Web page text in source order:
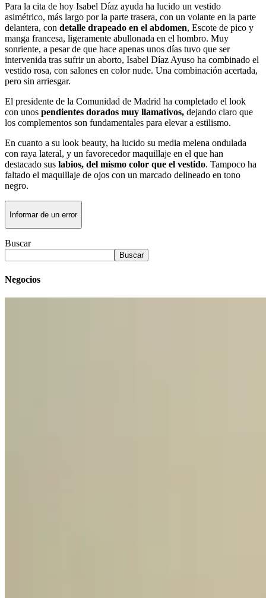
Para la cita de hoy Isabel Díaz ayuda ha lucido un vestido
asimétrico, más largo por la parte trasera, con un volante en la parte
delantera, con detalle drapeado en el abdomen, Escote de pico y
manga francesa, ligeramente abullonada en el hombro. Muy
sonriente, a pesar de que hace apenas unos días tuvo que ser
intervenida tras sufrir un aborto, Isabel Díaz Ayuso ha combinado el
vestido rosa, con salones en color nude. Una combinación acertada,
pero sin arriesgar.
El presidente de la Comunidad de Madrid ha completado el look
con unos pendientes dorados muy llamativos, dejando claro que
los complementos son fundamentales para elevar a estilismo.
En cuanto a su look beauty, ha lucido su media melena ondulada
con raya lateral, y un favorecedor maquillaje en el que han
destacado sus labios, del mismo color que el vestido. Tampoco ha
faltado el maquillaje de ojos con un marcado delineado en tono
negro.
Informar de un error
Buscar
Buscar
Negocios